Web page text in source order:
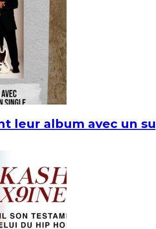
leur album avec un